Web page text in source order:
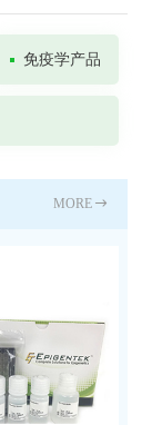
免疫学产品
MORE